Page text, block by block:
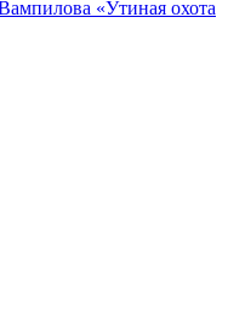
«Утиная охота